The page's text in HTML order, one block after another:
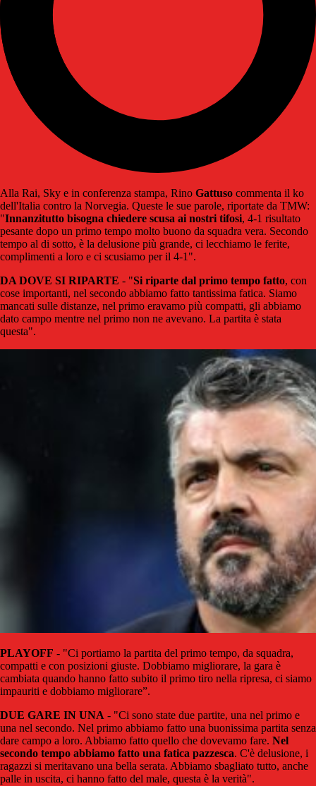
Alla Rai, Sky e in conferenza stampa, Rino Gattuso commenta il ko
dell'Italia contro la Norvegia. Queste le sue parole, riportate da TMW:
"Innanzitutto bisogna chiedere scusa ai nostri tifosi, 4-1 risultato
pesante dopo un primo tempo molto buono da squadra vera. Secondo
tempo al di sotto, è la delusione più grande, ci lecchiamo le ferite,
complimenti a loro e ci scusiamo per il 4-1".
DA DOVE SI RIPARTE - "Si riparte dal primo tempo fatto, con
cose importanti, nel secondo abbiamo fatto tantissima fatica. Siamo
mancati sulle distanze, nel primo eravamo più compatti, gli abbiamo
dato campo mentre nel primo non ne avevano. La partita è stata
questa".
PLAYOFF - "Ci portiamo la partita del primo tempo, da squadra,
compatti e con posizioni giuste. Dobbiamo migliorare, la gara è
cambiata quando hanno fatto subito il primo tiro nella ripresa, ci siamo
impauriti e dobbiamo migliorare”.
DUE GARE IN UNA - "Ci sono state due partite, una nel primo e
una nel secondo. Nel primo abbiamo fatto una buonissima partita senza
dare campo a loro. Abbiamo fatto quello che dovevamo fare. Nel
secondo tempo abbiamo fatto una fatica pazzesca. C'è delusione, i
ragazzi si meritavano una bella serata. Abbiamo sbagliato tutto, anche
palle in uscita, ci hanno fatto del male, questa è la verità".